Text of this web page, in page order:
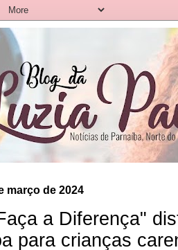
março de 2024
a Diferença"
para crianças